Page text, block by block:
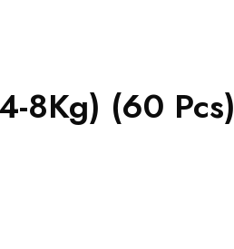
8Kg) (60 Pcs)